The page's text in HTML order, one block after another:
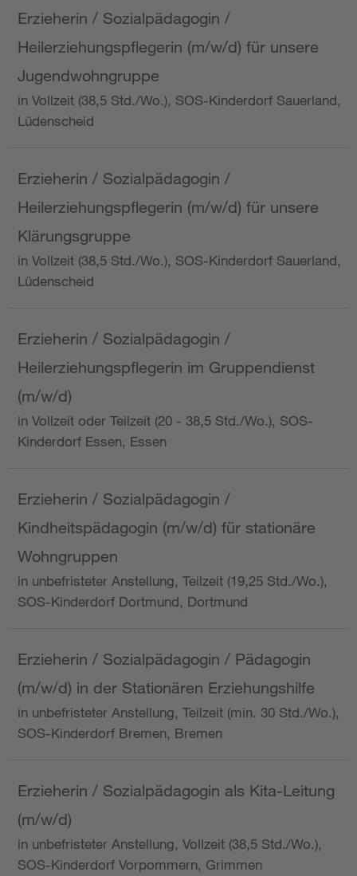
Erzieherin / Sozialpädagogin /
Heilerziehungspflegerin (m/w/d) für unsere
Jugendwohngruppe
in Vollzeit (38,5 Std./Wo.), SOS-Kinderdorf Sauerland,
Lüdenscheid
Erzieherin / Sozialpädagogin /
Heilerziehungspflegerin (m/w/d) für unsere
Klärungsgruppe
in Vollzeit (38,5 Std./Wo.), SOS-Kinderdorf Sauerland,
Lüdenscheid
Erzieherin / Sozialpädagogin /
Heilerziehungspflegerin im Gruppendienst
(m/w/d)
in Vollzeit oder Teilzeit (20 - 38,5 Std./Wo.), SOS-
Kinderdorf Essen, Essen
Erzieherin / Sozialpädagogin /
Kindheitspädagogin (m/w/d) für stationäre
Wohngruppen
in unbefristeter Anstellung, Teilzeit (19,25 Std./Wo.),
SOS-Kinderdorf Dortmund, Dortmund
Erzieherin / Sozialpädagogin / Pädagogin
(m/w/d) in der Stationären Erziehungshilfe
in unbefristeter Anstellung, Teilzeit (min. 30 Std./Wo.),
SOS-Kinderdorf Bremen, Bremen
Erzieherin / Sozialpädagogin als Kita-Leitung
(m/w/d)
in unbefristeter Anstellung, Vollzeit (38,5 Std./Wo.),
SOS-Kinderdorf Vorpommern, Grimmen